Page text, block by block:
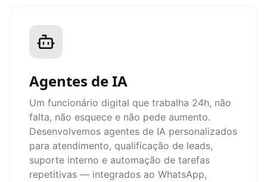
Agentes de IA
Um funcionário digital que trabalha 24h, não
falta, não esquece e não pede aumento.
Desenvolvemos agentes de IA personalizados
para atendimento, qualificação de leads,
suporte interno e automação de tarefas
repetitivas — integrados ao WhatsApp,